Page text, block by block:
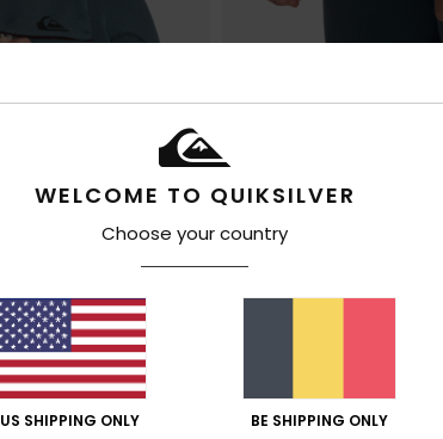
WELCOME TO QUIKSILVER
Choose your country
US SHIPPING ONLY BE SHIPPING ONLY